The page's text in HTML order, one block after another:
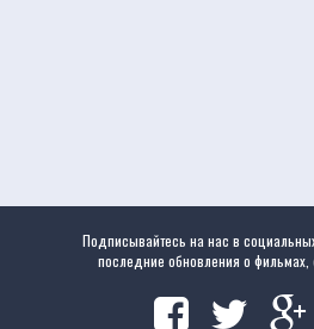
Подписывайтесь на нас в
последние обновления о фильмах,